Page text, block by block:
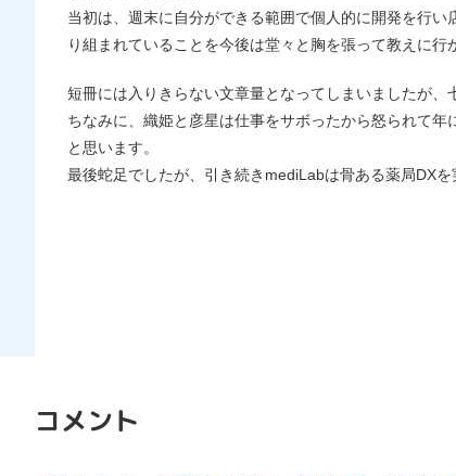
当初は、週末に自分ができる範囲で個人的に開発を行
り組まれていることを今後は堂々と胸を張って教えに
短冊には入りきらない文章量となってしまいましたが、
ちなみに、 織姫と彦星は仕事をサボったから怒られて
と思います。
最後蛇足でしたが、引き続きmediLabは骨ある薬局DX
コメント